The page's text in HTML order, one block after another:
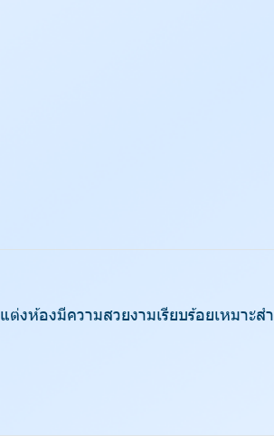
งห้องมีความสวยงามเรียบร้อยเหมาะ